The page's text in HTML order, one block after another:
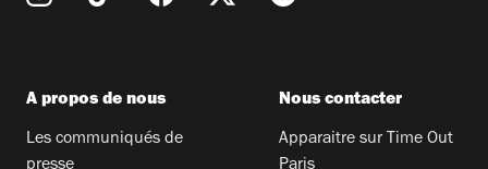
A propos de nous
Les communiqués de
presse
Nous contacter
Apparaitre sur Time Out
Paris